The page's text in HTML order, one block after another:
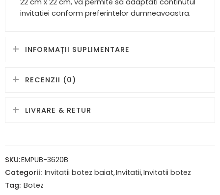
invitatiei conform preferintelor dumneavoastra.
INFORMAȚII SUPLIMENTARE
RECENZII (0)
LIVRARE & RETUR
SKU:EMPUB-3620B
Categorii: Invitatii botez baiat,Invitatii,Invitatii botez
Tag: Botez